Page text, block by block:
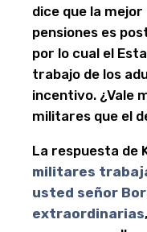
dice que la
pensiones es
por lo cual el
trabajo de los
incentivo. ¿Vale
militares que el
La respuesta de
militares
usted señor
extraordinarias